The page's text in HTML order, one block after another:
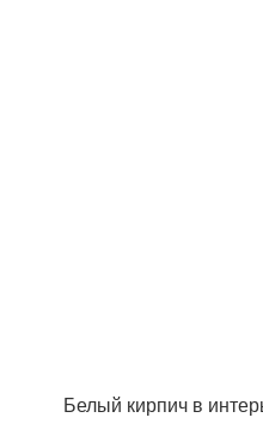
Белый кирпич в